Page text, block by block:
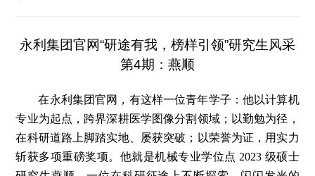
​永利集团官网“研途有我，榜样引领”研究生风采
第4期：燕顺
在永利集团官网，有这样一位青年学子：他以计算机
专业为起点，跨界深耕医学图像分割领域；以勤勉为径，
在科研道路上脚踏实地、屡获突破；以荣誉为证，用实力
斩获多项重磅奖项。他就是机械专业学位点 2023 级硕士